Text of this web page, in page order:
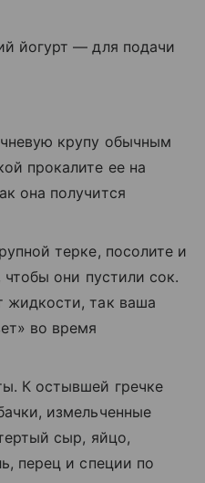
йогурт — для подачи
крупу обычным
прокалите ее на
она получится
терке, посолите и
чтобы они пустили сок.
так ваша
во время
К остывшей гречке
измельченные
сыр, яйцо,
перец и специи по